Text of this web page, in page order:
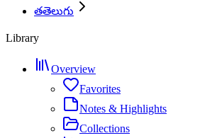
తతెలుగు
Library
Overview
Favorites
Notes & Highlights
Collections